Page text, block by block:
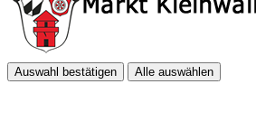
Auswahl bestätigen Alle auswählen